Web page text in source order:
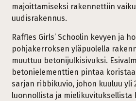
majoittamiseksi rakennettiin
uudisrakennus.
Raffles Girls’ Schoolin kevyen ja
pohjakerroksen yläpuolella
muuttuu betonijulkisivuksi.
betonielementtien pintaa koristaa
sarjan ribbikuvio, johon kuuluu yli
luonnollista ja mielikuvituksellista